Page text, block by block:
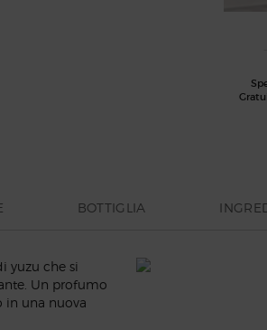
BOTTIGLIA
yuzu che si
Un profumo
in una nuova